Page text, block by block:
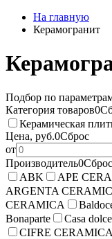
На главную
Керамогранит
Подбор по
Категория товаров0
Керамическая
Цена, руб.0Сброс
от
Производитель0Сброс
ABK
APE
ARGENTA
CERAMICA
Bonaparte
Casa
CIFRE CERAMICA